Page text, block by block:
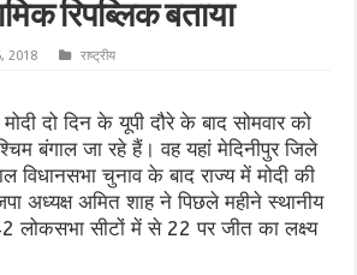
रिपब्लिक बताया
2018 राष्ट्रीय
दो दिन के यूपी दौरे के बाद सोमवार को
बंगाल जा रहे हैं। वह यहां मेदिनीपुर जिले
चुनाव के बाद राज्य में मोदी की
अध्यक्ष अमित शाह ने पिछले महीने स्थानीय
लोकसभा सीटों में से 22 पर जीत का लक्ष्य